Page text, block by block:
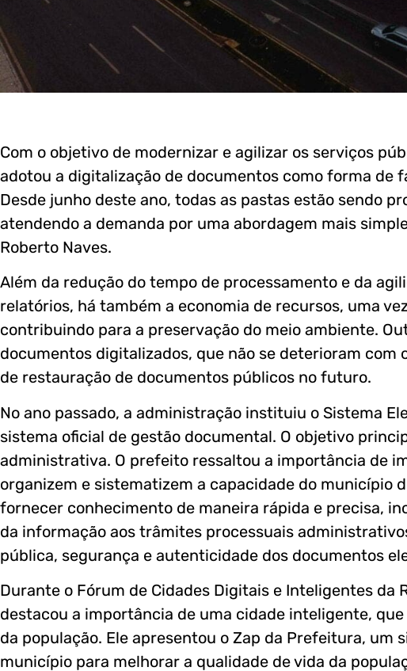
Com o objetivo de modernizar e agilizar os serviços
adotou a digitalização de documentos como forma de
Desde junho deste ano, todas as pastas estão sendo
atendendo a demanda por uma abordagem mais
Roberto Naves.
Além da redução do tempo de processamento e da
relatórios, há também a economia de recursos, uma
contribuindo para a preservação do meio ambiente.
documentos digitalizados, que não se deterioram com
de restauração de documentos públicos no futuro.
No ano passado, a administração instituiu o Sistema
sistema oficial de gestão documental. O objetivo
administrativa. O prefeito ressaltou a importância de
organizem e sistematizem a capacidade do município
fornecer conhecimento de maneira rápida e precisa,
da informação aos trâmites processuais
pública, segurança e autenticidade dos documentos
Durante o Fórum de Cidades Digitais e Inteligentes da
destacou a importância de uma cidade inteligente,
da população. Ele apresentou o Zap da Prefeitura, um
município para melhorar a qualidade de vida da